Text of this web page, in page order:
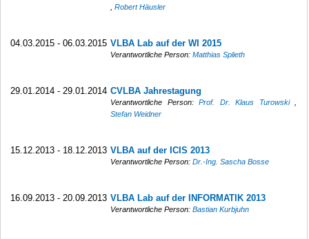
,Robert Häusler
04.03.2015 - 06.03.2015 VLBA Lab auf der WI 2015
Verantwortliche Person:Matthias Splieth
29.01.2014 - 29.01.2014 CVLBA Jahrestagung
Verantwortliche Person:Prof. Dr. Klaus Turowski
Stefan Weidner
15.12.2013 - 18.12.2013 VLBA auf der ICIS 2013
Verantwortliche Person:Dr.-Ing. Sascha Bosse
16.09.2013 - 20.09.2013 VLBA Lab auf der INFORMATIK 2013
Verantwortliche Person:Bastian Kurbjuhn